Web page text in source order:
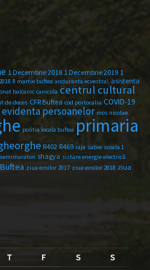
1 Decembrie 2018 1 Decembrie 2019 1
8 martie buftea anduranta ecvestra\ asistenta
balcanic canicula centrul cultural
de deces CFR Buftea cod portocaliu COVID-19
evidenta persoanelor mos nicolae
politia locala buftea primaria
R402 R469 raja sabie scoala 1
semimaraton shagya sistare energie electrică
ziua eroilor 2017 ziua eroilor 2018 ziua
T F S S